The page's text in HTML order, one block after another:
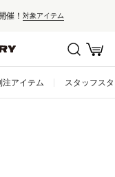
催！ 対象アイテム
注アイテム スタッフス